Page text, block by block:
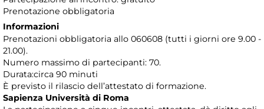
Prenotazione obbligatoria
Informazioni
Prenotazioni obbligatoria allo 060608 (tutti i giorni ore 9.00 -
21.00).
Numero massimo di partecipanti: 70.
Durata:circa 90 minuti
È previsto il rilascio dell’attestato di formazione.
Sapienza Università di Roma